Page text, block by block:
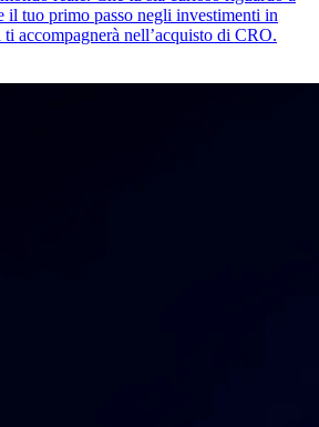
il tuo primo passo negli investimenti in
accompagnerà nell’acquisto di CRO.